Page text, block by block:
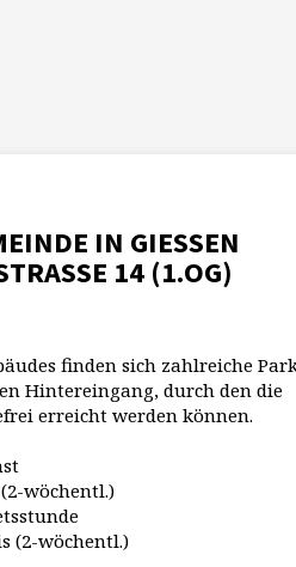
IN GIESSEN
14 (1.OG)
finden sich zahlreiche
Hintereingang, durch den die
erreicht werden können.
wöchentl.)
(2-wöchentl.)